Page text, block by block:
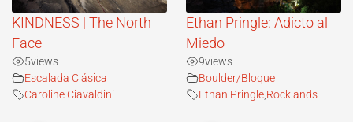
KINDNESS | The North
Face
5views
Escalada Clásica
Caroline Ciavaldini
Ethan Pringle: Adicto al
Miedo
9views
Boulder/Bloque
Ethan Pringle,Rocklands